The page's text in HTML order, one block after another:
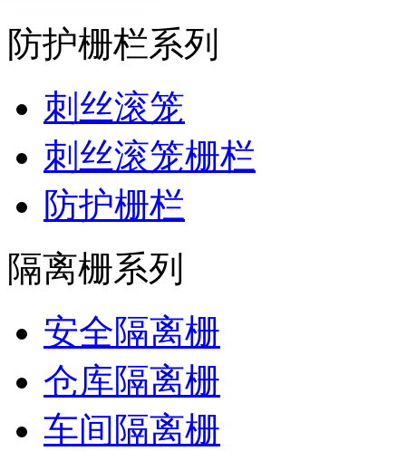
防护栅栏系列
刺丝滚笼
刺丝滚笼栅栏
防护栅栏
隔离栅系列
安全隔离栅
仓库隔离栅
车间隔离栅